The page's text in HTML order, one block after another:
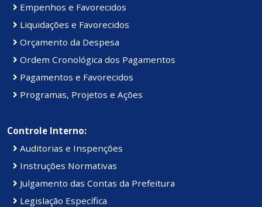
Empenhos e Favorecidos
Liquidações e Favorecidos
Orçamento da Despesa
Ordem Cronológica dos Pagamentos
Pagamentos e Favorecidos
Programas, Projetos e Ações
Controle Interno:
Auditorias e Inspenções
Instruções Normativas
Julgamento das Contas da Prefeitura
Legislação Específica